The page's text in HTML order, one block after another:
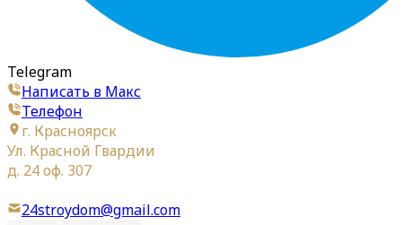
Telegram
Написать в Макс
Телефон
г. Красноярск
Ул. Красной Гвардии
д. 24 оф. 307
24stroydom@gmail.com